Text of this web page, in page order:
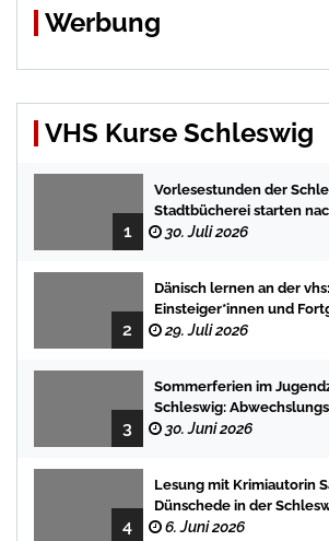
Werbung
VHS Kurse Schleswig
1
Vorlesestunden der
Stadtbücherei starten
Sommerferien mit
30. Juli 2026
2
Dänisch lernen an der
Einsteiger*innen und
29. Juli 2026
3
Sommerferien im
Schleswig:
Programm für Kinder und
30. Juni 2026
4
Lesung mit Krimiautorin
Dünschede in der
Stadtbücherei
6. Juni 2026